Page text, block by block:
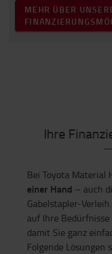
MEHR ÜBER
Ihre
Bei Toyota Material
einer Hand – auch
Gabelstapler-
auf Ihre
damit Sie ganz
Folgende Lösungen